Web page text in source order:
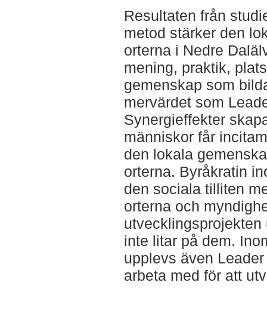
Resultaten från
metod stärker den
orterna i Nedre
mening, praktik,
gemenskap som
mervärdet som
Synergieffekter
människor får
den lokala
orterna. Byråkratin
den sociala tilliten
orterna och
inte litar på dem.
upplevs även
arbeta med för att